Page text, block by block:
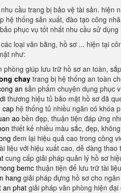
cầu trang bị bảo vệ tài sản. hiện
hệ thống sản xuất, đào tạo công
phục vụ tốt nhất nhu cầu sử
loại văn bằng, hồ sơ ... hiện tại
như:
phòng giúp lưu trữ hồ sơ an toàn,
chay trang bị hệ thống an toàn
an sản phẩm chuyên dụng phục
thương hiệu tủ bảo mật hồ sơ đã
cap hệ thống tủ nhiều ngăn có khóa
ao bền đẹp, thuận tiện đáp ứng
thiết kế nhiều màu sắc, đẹp,
đem lại hiệu quả cao trong công
liệu với hiệu xuất cao, dễ dàng thao
cung cấp giải pháp quản lý hồ sơ
bemc thuận tiện để lưu trữ tài
hang giải pháp đựng hồ sơ cho
an phat giải pháp văn phòng hiện